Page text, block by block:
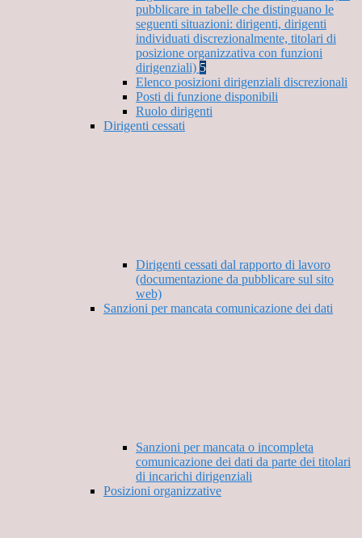
pubblicare in tabelle che distinguano le
seguenti situazioni: dirigenti, dirigenti
individuati discrezionalmente, titolari di
posizione organizzativa con funzioni
dirigenziali) 5
Elenco posizioni dirigenziali discrezionali
Posti di funzione disponibili
Ruolo dirigenti
Dirigenti cessati
Dirigenti cessati dal rapporto di lavoro
(documentazione da pubblicare sul sito
web)
Sanzioni per mancata comunicazione dei dati
Sanzioni per mancata o incompleta
comunicazione dei dati da parte dei titolari
di incarichi dirigenziali
Posizioni organizzative